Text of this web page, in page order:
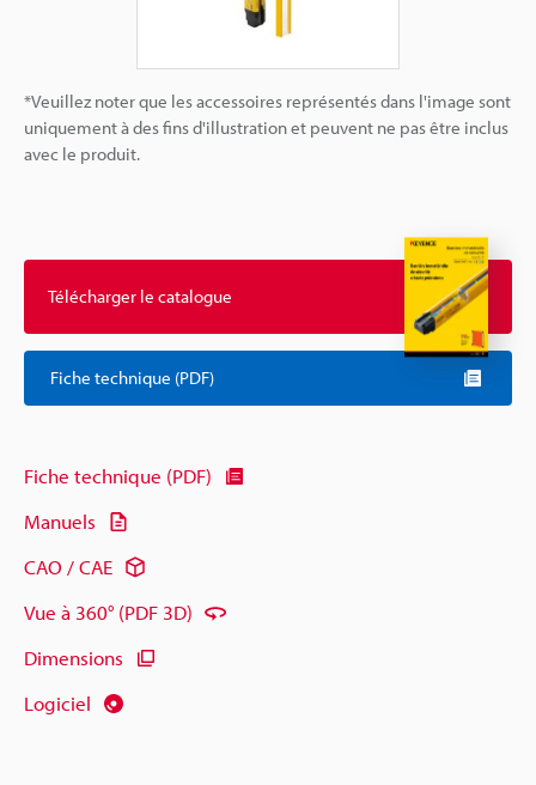
*Veuillez noter que les accessoires représentés dans l'image sont
uniquement à des fins d'illustration et peuvent ne pas être inclus
avec le produit.
Télécharger le catalogue
Fiche technique (PDF)
Fiche technique (PDF)
Manuels
CAO / CAE
Vue à 360° (PDF 3D)
Dimensions
Logiciel